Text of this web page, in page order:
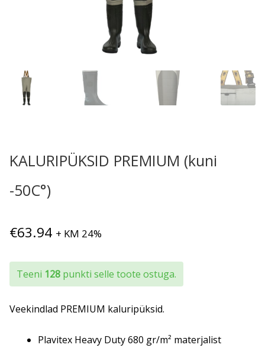
KALURIPÜKSID PREMIUM (kuni
-50C°)
€63.94 + KM 24%
Teeni 128 punkti selle toote ostuga.
Veekindlad PREMIUM kaluripüksid.
Plavitex Heavy Duty 680 gr/m² materjalist